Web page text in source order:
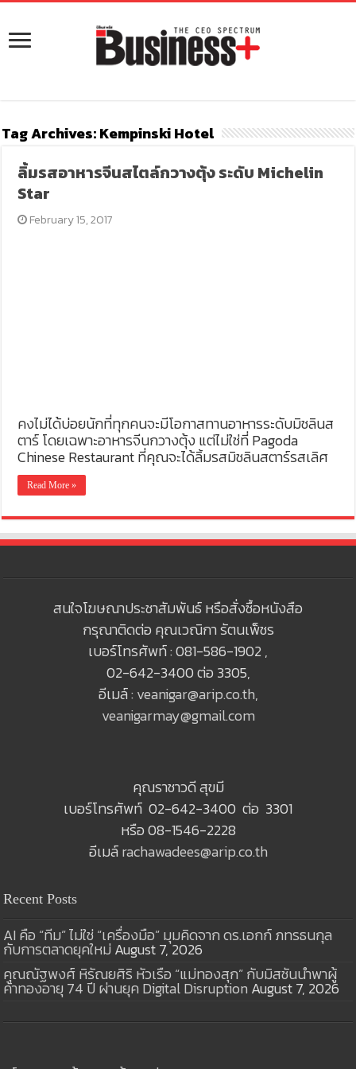
Tag Archives:Kempinski Hotel
ลิ้มรสอาหารจีนสไตล์กวางตุ้ง ระดับ Michelin
Star
February 15, 2017
คงไม่ได้บ่อยนักที่ทุกคนจะมีโอกาสทานอาหารระดับมิชลินส
ตาร์ โดยเฉพาะอาหารจีนกวางตุ้ง แต่ไม่ใช่ที่ Pagoda
Chinese Restaurant ที่คุณจะได้ลิ้มรสมิชลินสตาร์รสเลิศ
Read More »
สนใจโฆษณาประชาสัมพันธ์ หรือสั่งซื้อหนังสือ
กรุณาติดต่อ คุณเวณิกา รัตนเพ็ชร
เบอร์โทรศัพท์ : 081-586-1902 ,
02-642-3400 ต่อ 3305,
อีเมล์ : veanigar@arip.co.th,
veanigarmay@gmail.com
คุณราชาวดี สุขมี
เบอร์โทรศัพท์ 02-642-3400 ต่อ 3301
หรือ 08-1546-2228
อีเมล์rachawadees@arip.co.th
Recent Posts
AI คือ “ทีม” ไม่ใช่ “เครื่องมือ” มุมคิดจาก ดร.เอกก์ ภทรธนกุล
กับการตลาดยุคใหม่ August 7, 2026
คุณณัฐพงศ์ หิรัณยศิริ หัวเรือ “แม่ทองสุก” กับมิสชันนำพาผู้
ค้าทองอายุ 74 ปี ผ่านยุค Digital Disruption August 7, 2026